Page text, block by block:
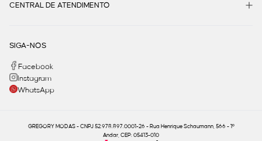
CENTRAL DE ATENDIMENTO
SIGA-NOS
Facebook
Instagram
WhatsApp
GREGORY MODAS - CNPJ 52.978.897.0001-26 - Rua Henrique Schaumann, 566 - 1º
Andar, CEP: 05413-010